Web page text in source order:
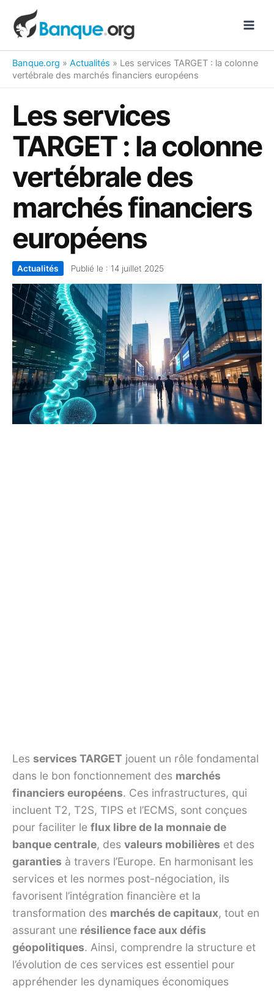
contenu
Banque.org » Actualités » Les services TARGET : la colonne
vertébrale des marchés financiers européens
Les services
TARGET : la colonne
vertébrale des
marchés financiers
européens
Actualités Publié le : 14 juillet 2025
Les services TARGET jouent un rôle fondamental
dans le bon fonctionnement des marchés
financiers européens. Ces infrastructures, qui
incluent T2, T2S, TIPS et l’ECMS, sont conçues
pour faciliter le flux libre de la monnaie de
banque centrale, des valeurs mobilières et des
garanties à travers l’Europe. En harmonisant les
services et les normes post-négociation, ils
favorisent l’intégration financière et la
transformation des marchés de capitaux, tout en
assurant une résilience face aux défis
géopolitiques. Ainsi, comprendre la structure et
l’évolution de ces services est essentiel pour
appréhender les dynamiques économiques